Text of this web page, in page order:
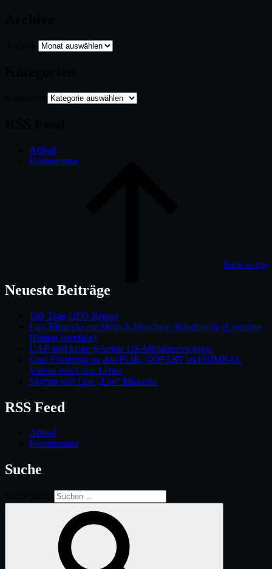
Artikel
Kommentare
Back to top
Neueste Beiträge
180-Tage-UFO-Report
Luis Elizondo zur Mensch-Maschine-Schnittstelle (Cognitive
Human Interface)
UAP sind keine geheime US-Militärtechnologie
Gute Erklärung zu den FLIR, GOFAST und GIMBAL
Videos von Chris Lehto
Skyfort und Luis „Lue“ Elizondo
RSS Feed
Artikel
Kommentare
Suche